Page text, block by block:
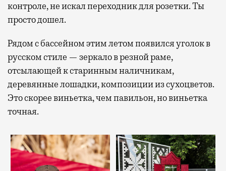
контроле, не искал переходник для розетки. Ты
просто дошел.
Рядом с бассейном этим летом появился уголок в
русском стиле — зеркало в резной раме,
отсылающей к старинным наличникам,
деревянные лошадки, композиции из сухоцветов.
Это скорее виньетка, чем павильон, но виньетка
точная.